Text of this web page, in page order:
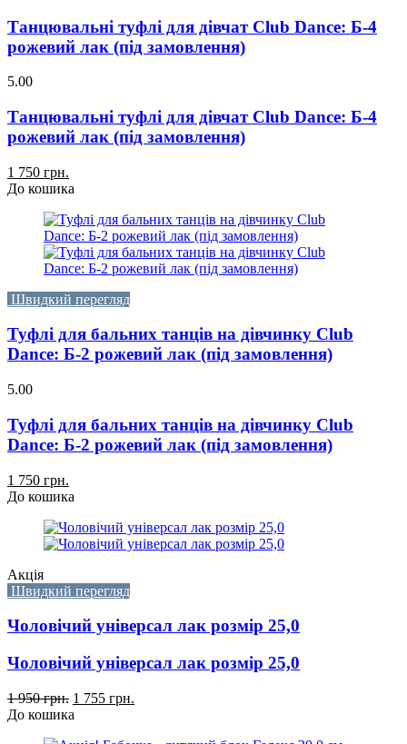
Танцювальні туфлі для дівчат Club Dance: Б-4
рожевий лак (під замовлення)
5.00
Танцювальні туфлі для дівчат Club Dance: Б-4
рожевий лак (під замовлення)
1 750 грн.
До кошика
Швидкий перегляд
Туфлі для бальних танців на дівчинку Club
Dance: Б-2 рожевий лак (під замовлення)
5.00
Туфлі для бальних танців на дівчинку Club
Dance: Б-2 рожевий лак (під замовлення)
1 750 грн.
До кошика
Акція
Швидкий перегляд
Чоловічий універсал лак розмір 25,0
Чоловічий універсал лак розмір 25,0
1 950 грн. 1 755 грн.
До кошика